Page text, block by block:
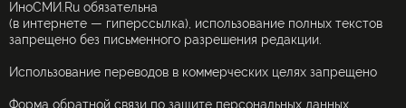
ИноСМИ.Ru обязательна
(в интернете — гиперссылка), использование полных текстов
запрещено без письменного разрешения редакции.
Использование переводов в коммерческих целях запрещено
Форма обратной связи по защите персональных данных